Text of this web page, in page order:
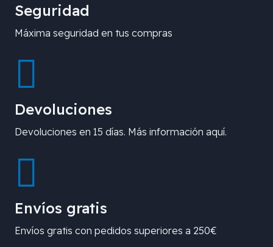
Seguridad
Máxima seguridad en tus compras
Devoluciones
Devoluciones en 15 días. Más información aquí.
Envíos gratis
Envíos gratis con pedidos superiores a 250€